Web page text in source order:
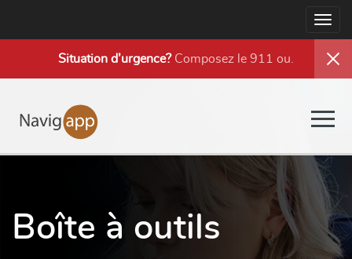
Situation d’urgence?Composez le 911 ou
Boîte à outils